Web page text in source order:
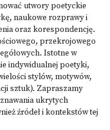
utwory poetyckie
naukowe rozprawy i
oraz korespondencję.
przekrojowego
Istotne w
indywidualnej poetyki,
stylów, motywów,
sztuk). Zapraszamy
ukrytych
źródeł i kontekstów tej